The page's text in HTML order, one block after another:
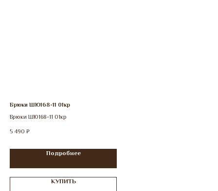
Брюки ШЮ168-11 01кр
Брюки ШЮ168-11 01кр
5 490 ₽
Подробнее
КУПИТЬ